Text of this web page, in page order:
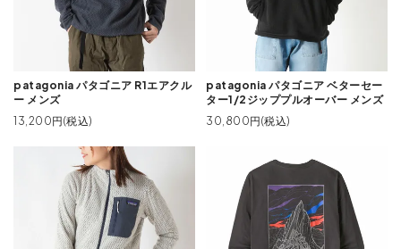
patagonia パタゴニア R1エアクル
ー メンズ
13,200円(税込)
patagonia パタゴニア ベターセー
ター1/2ジッププルオーバー メンズ
30,800円(税込)